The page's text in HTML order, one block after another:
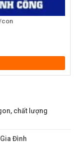
con
chất lượng
Đình